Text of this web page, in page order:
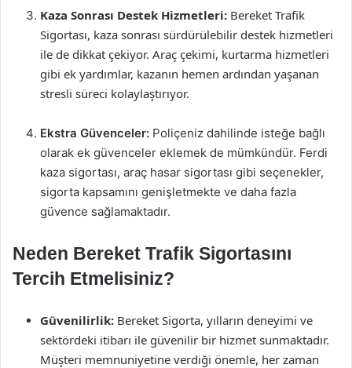
Kaza Sonrası Destek Hizmetleri: Bereket Trafik
Sigortası, kaza sonrası sürdürülebilir destek hizmetleri
ile de dikkat çekiyor. Araç çekimi, kurtarma hizmetleri
gibi ek yardımlar, kazanın hemen ardından yaşanan
stresli süreci kolaylaştırıyor.
Ekstra Güvenceler: Poliçeniz dahilinde isteğe bağlı
olarak ek güvenceler eklemek de mümkündür. Ferdi
kaza sigortası, araç hasar sigortası gibi seçenekler,
sigorta kapsamını genişletmekte ve daha fazla
güvence sağlamaktadır.
Neden Bereket Trafik Sigortasını
Tercih Etmelisiniz?
Güvenilirlik: Bereket Sigorta, yılların deneyimi ve
sektördeki itibarı ile güvenilir bir hizmet sunmaktadır.
Müşteri memnuniyetine verdiği önemle, her zaman